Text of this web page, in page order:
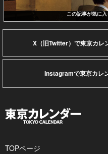
この記事が気に
X（旧Twitter）で東京カレ
Instagramで東京カレ
TOPページ